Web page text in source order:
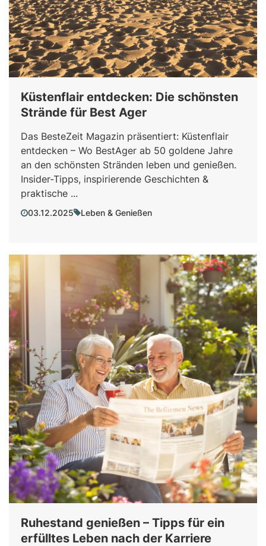
Küstenflair entdecken: Die schönsten
Strände für Best Ager
Das BesteZeit Magazin präsentiert: Küstenflair
entdecken – Wo BestAger ab 50 goldene Jahre
an den schönsten Stränden leben und genießen.
Insider-Tipps, inspirierende Geschichten &
praktische ...
03.12.2025 Leben & Genießen
Ruhestand genießen – Tipps für ein
erfülltes Leben nach der Karriere